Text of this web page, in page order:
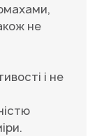
не
і не